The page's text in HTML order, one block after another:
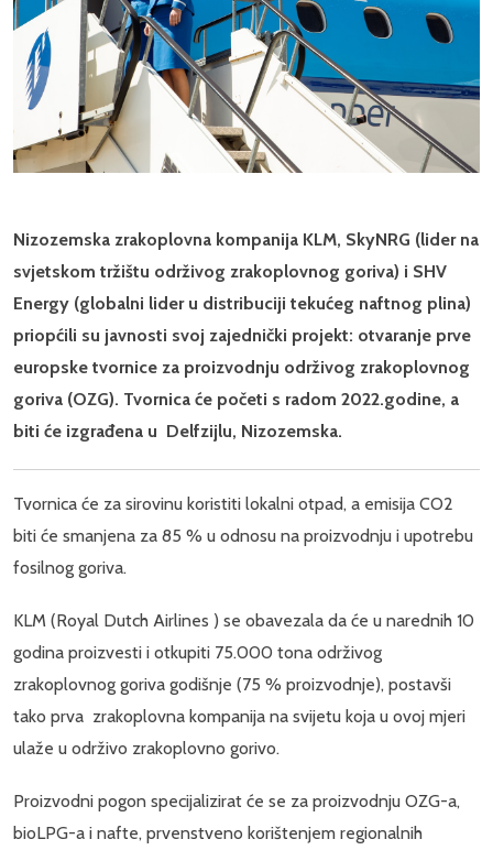
Nizozemska zrakoplovna kompanija KLM, SkyNRG (lider na
svjetskom tržištu održivog zrakoplovnog goriva) i SHV
Energy (globalni lider u distribuciji tekućeg naftnog plina)
priopćili su javnosti svoj zajednički projekt: otvaranje prve
europske tvornice za proizvodnju održivog zrakoplovnog
goriva (OZG). Tvornica će početi s radom 2022.godine, a
biti će izgrađena u Delfzijlu, Nizozemska.
Tvornica će za sirovinu koristiti lokalni otpad, a emisija CO2
biti će smanjena za 85 % u odnosu na proizvodnju i upotrebu
fosilnog goriva.
KLM (Royal Dutch Airlines ) se obavezala da će u narednih 10
godina proizvesti i otkupiti 75.000 tona održivog
zrakoplovnog goriva godišnje (75 % proizvodnje), postavši
tako prva zrakoplovna kompanija na svijetu koja u ovoj mjeri
ulaže u održivo zrakoplovno gorivo.
Proizvodni pogon specijalizirat će se za proizvodnju OZG-a,
bioLPG-a i nafte, prvenstveno korištenjem regionalnih